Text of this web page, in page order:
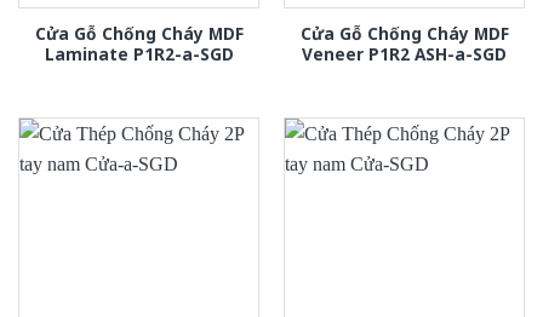
Cửa Gỗ Chống Cháy MDF
Laminate P1R2-a-SGD
Cửa Gỗ Chống Cháy MDF
Veneer P1R2 ASH-a-SGD